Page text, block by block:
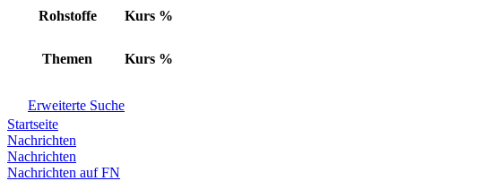
Rohstoffe Kurs %
Themen Kurs %
Erweiterte Suche
Startseite
Nachrichten
Nachrichten
Nachrichten auf FN